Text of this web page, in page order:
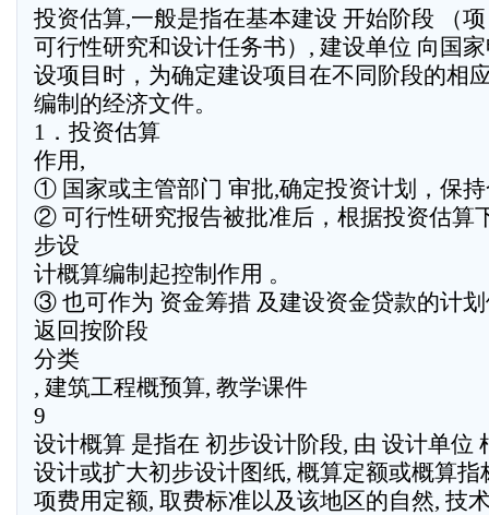
投资估算,一般是指在基本建设 开始阶段 （
可行性研究和设计任务书）, 建设单位 向国
设项目时，为确定建设项目在不同阶段的相
编制的经济文件。
1．投资估算
作用,
① 国家或主管部门 审批,确定投资计划，保
② 可行性研究报告被批准后，根据投资估算
步设
计概算编制起控制作用 。
③ 也可作为 资金筹措 及建设资金贷款的计
返回按阶段
分类
, 建筑工程概预算, 教学课件
9
设计概算 是指在 初步设计阶段, 由 设计单位
设计或扩大初步设计图纸, 概算定额或概算指
项费用定额, 取费标准以及该地区的自然, 技